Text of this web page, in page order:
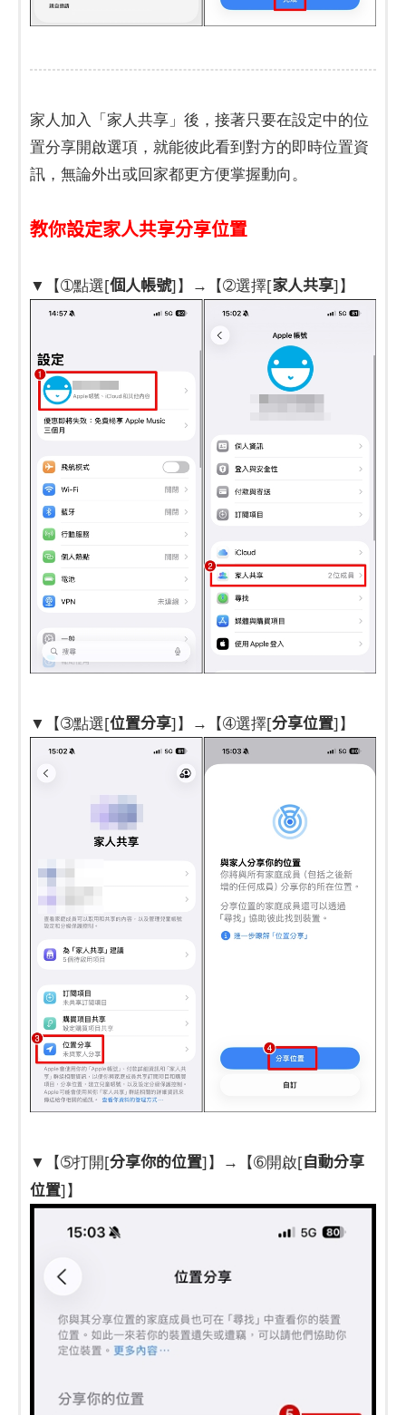
家人加入「家人共享」後，接著只要在設定中的位
置分享開啟選項，就能彼此看到對方的即時位置資
訊，無論外出或回家都更方便掌握動向。
教你設定家人共享分享位置
▼【➀點選[個人帳號]】→【➁選擇[家人共享]】
▼【➂點選[位置分享]】→【➃選擇[分享位置]】
▼【➄打開[分享你的位置]】→【➅開啟[自動分享
位置]】